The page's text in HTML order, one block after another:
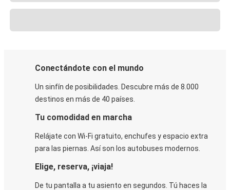
Conectándote con el mundo
Un sinfín de posibilidades. Descubre más de 8.000
destinos en más de 40 países.
Tu comodidad en marcha
Relájate con Wi-Fi gratuito, enchufes y espacio extra
para las piernas. Así son los autobuses modernos.
Elige, reserva, ¡viaja!
De tu pantalla a tu asiento en segundos. Tú haces la